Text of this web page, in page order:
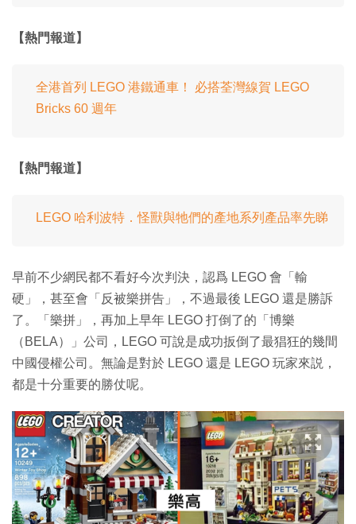
【熱門報道】
全港首列 LEGO 港鐵通車！ 必搭荃灣線賀 LEGO
Bricks 60 週年
【熱門報道】
LEGO 哈利波特．怪獸與牠們的產地系列產品率先睇
早前不少網民都不看好今次判決，認爲 LEGO 會「輸
硬」，甚至會「反被樂拼告」，不過最後 LEGO 還是勝訴
了。「樂拼」，再加上早年 LEGO 打倒了的「博樂
（BELA）」公司，LEGO 可說是成功扳倒了最猖狂的幾間
中國侵權公司。無論是對於 LEGO 還是 LEGO 玩家來説，
都是十分重要的勝仗呢。